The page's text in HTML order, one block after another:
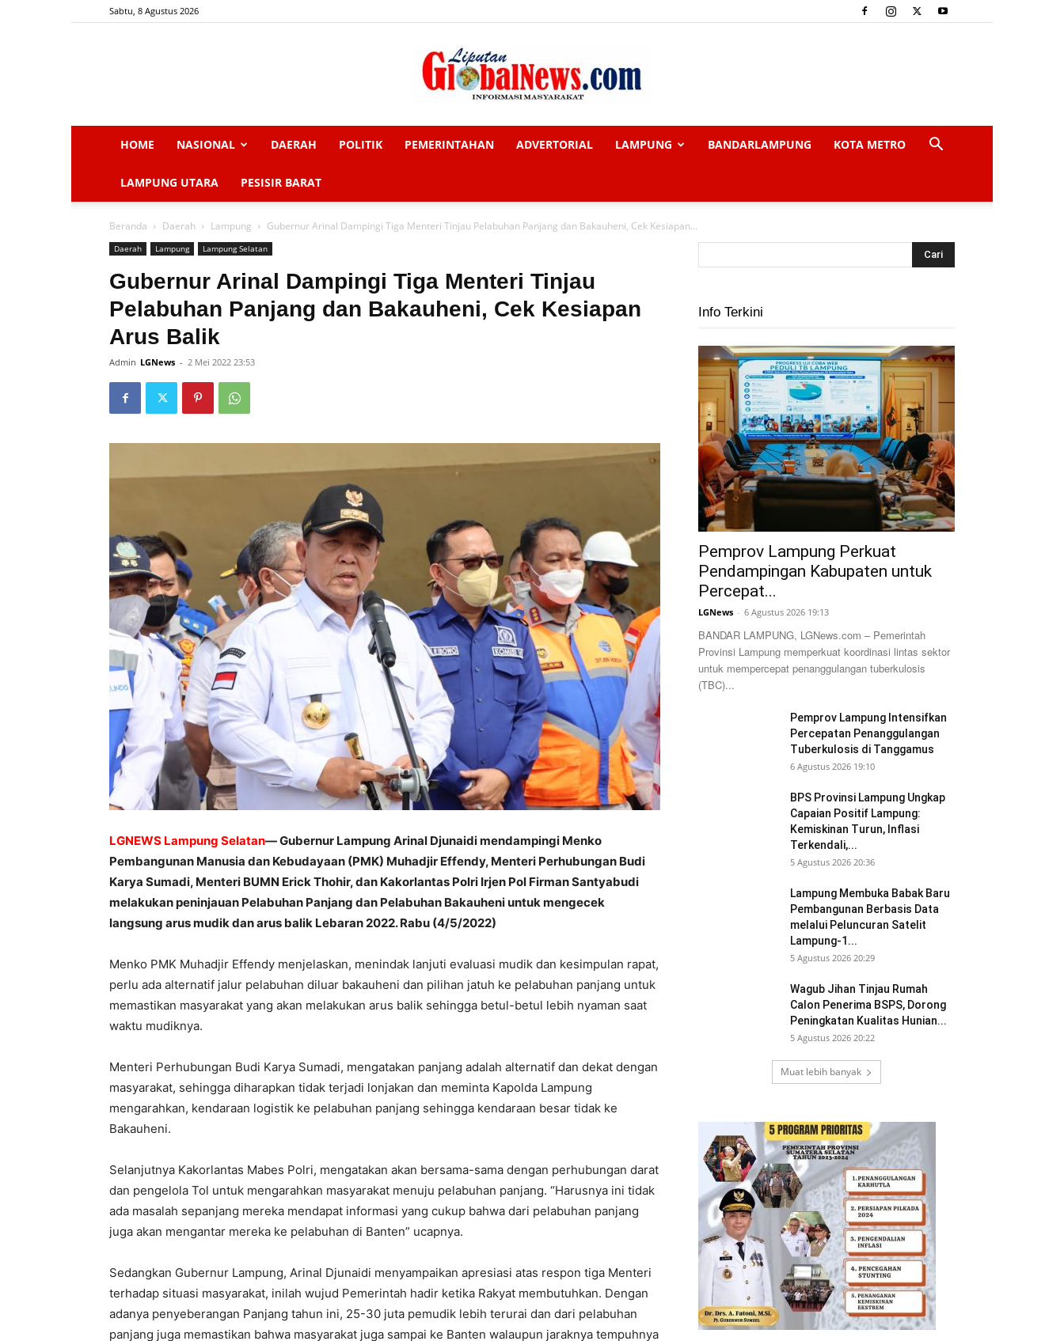
Sabtu, 8 Agustus 2026
HOME NASIONAL DAERAH POLITIK PEMERINTAHAN ADVERTORIAL LAMPUNG BANDARLAMPUNG KOTA METRO
LAMPUNG UTARA PESISIR BARAT
Beranda Daerah Lampung Gubernur Arinal Dampingi Tiga Menteri Tinjau Pelabuhan Panjang dan Bakauheni, Cek Kesiapan...
Daerah Lampung Lampung Selatan
Gubernur Arinal Dampingi Tiga Menteri Tinjau
Pelabuhan Panjang dan Bakauheni, Cek Kesiapan
Arus Balik
Admin LGNews - 2 Mei 2022 23:53
LGNEWS Lampung Selatan— Gubernur Lampung Arinal Djunaidi mendampingi Menko
Pembangunan Manusia dan Kebudayaan (PMK) Muhadjir Effendy, Menteri Perhubungan Budi
Karya Sumadi, Menteri BUMN Erick Thohir, dan Kakorlantas Polri Irjen Pol Firman Santyabudi
melakukan peninjauan Pelabuhan Panjang dan Pelabuhan Bakauheni untuk mengecek
langsung arus mudik dan arus balik Lebaran 2022. Rabu (4/5/2022)
Menko PMK Muhadjir Effendy menjelaskan, menindak lanjuti evaluasi mudik dan kesimpulan rapat,
perlu ada alternatif jalur pelabuhan diluar bakauheni dan pilihan jatuh ke pelabuhan panjang untuk
memastikan masyarakat yang akan melakukan arus balik sehingga betul-betul lebih nyaman saat
waktu mudiknya.
Menteri Perhubungan Budi Karya Sumadi, mengatakan panjang adalah alternatif dan dekat dengan
masyarakat, sehingga diharapkan tidak terjadi lonjakan dan meminta Kapolda Lampung
mengarahkan, kendaraan logistik ke pelabuhan panjang sehingga kendaraan besar tidak ke
Bakauheni.
Selanjutnya Kakorlantas Mabes Polri, mengatakan akan bersama-sama dengan perhubungan darat
dan pengelola Tol untuk mengarahkan masyarakat menuju pelabuhan panjang. “Harusnya ini tidak
ada masalah sepanjang mereka mendapat informasi yang cukup bahwa dari pelabuhan panjang
juga akan mengantar mereka ke pelabuhan di Banten” ucapnya.
Sedangkan Gubernur Lampung, Arinal Djunaidi menyampaikan apresiasi atas respon tiga Menteri
terhadap situasi masyarakat, inilah wujud Pemerintah hadir ketika Rakyat membutuhkan. Dengan
adanya penyeberangan Panjang tahun ini, 25-30 juta pemudik lebih terurai dan dari pelabuhan
panjang juga memastikan bahwa masyarakat juga sampai ke Banten walaupun jaraknya tempuhnya
Info Terkini
Pemprov Lampung Perkuat
Pendampingan Kabupaten untuk
Percepat...
LGNews - 6 Agustus 2026 19:13
BANDAR LAMPUNG, LGNews.com – Pemerintah
Provinsi Lampung memperkuat koordinasi lintas sektor
untuk mempercepat penanggulangan tuberkulosis
(TBC)...
Pemprov Lampung Intensifkan
Percepatan Penanggulangan
Tuberkulosis di Tanggamus
6 Agustus 2026 19:10
BPS Provinsi Lampung Ungkap
Capaian Positif Lampung:
Kemiskinan Turun, Inflasi
Terkendali,...
5 Agustus 2026 20:36
Lampung Membuka Babak Baru
Pembangunan Berbasis Data
melalui Peluncuran Satelit
Lampung-1...
5 Agustus 2026 20:29
Wagub Jihan Tinjau Rumah
Calon Penerima BSPS, Dorong
Peningkatan Kualitas Hunian...
5 Agustus 2026 20:22
Muat lebih banyak